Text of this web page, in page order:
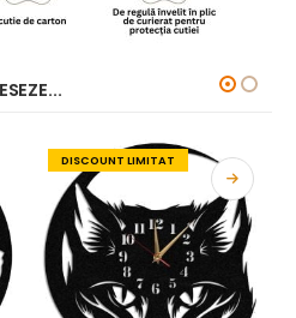
DISCOUNT LIMITAT